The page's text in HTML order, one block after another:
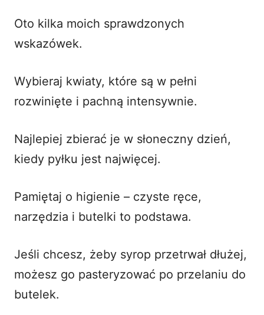
Oto kilka moich sprawdzonych
wskazówek.
Wybieraj kwiaty, które są w pełni
rozwinięte i pachną intensywnie.
Najlepiej zbierać je w słoneczny dzień,
kiedy pyłku jest najwięcej.
Pamiętaj o higienie – czyste ręce,
narzędzia i butelki to podstawa.
Jeśli chcesz, żeby syrop przetrwał dłużej,
możesz go pasteryzować po przelaniu do
butelek.